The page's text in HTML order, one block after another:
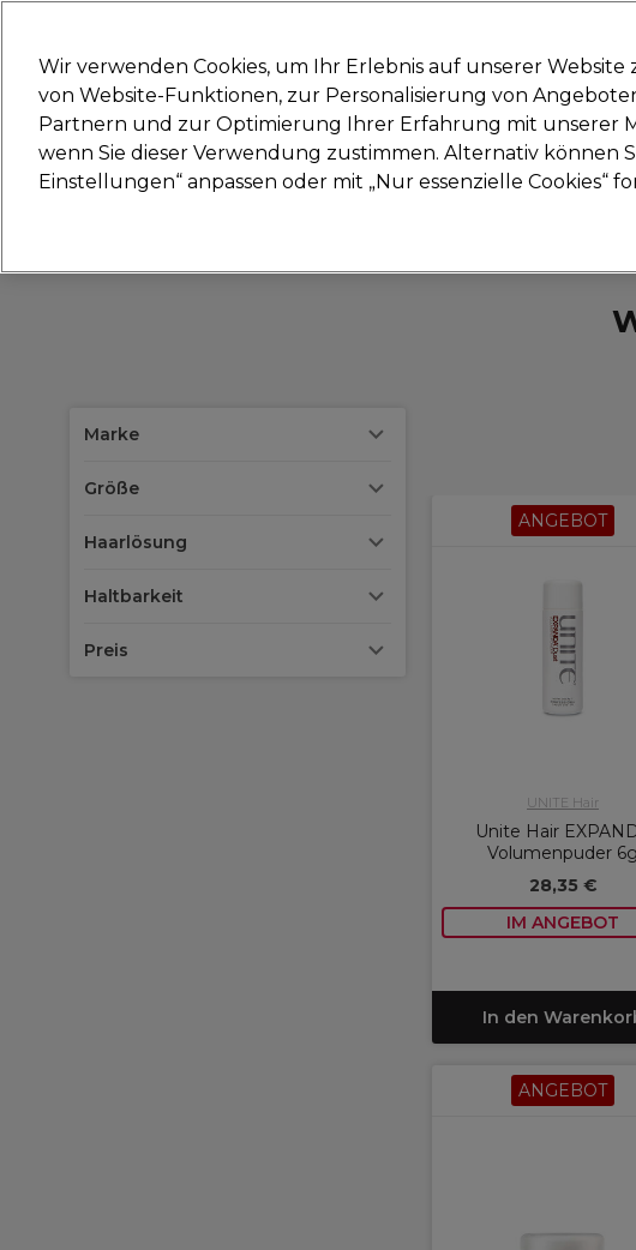
Marken Deals Haare Elektrogeräte Saloneinrichtung
Lieferung und Lieferzeiten
Marke
Größe
Haarlösung
Haltbarkeit
Preis
ANGEBOT
UNITE Hair
Unite Hair
Volumenpuder 6g
28,35 €
IM ANGEBOT
In den
ANGEBOT
Wir verwenden Cookies, um Ihr Erlebnis auf unserer
von Website-Funktionen, zur Personalisierung von
Partnern und zur Optimierung Ihrer Erfahrung mit unserer
wenn Sie dieser Verwendung zustimmen. Alternativ können
Einstellungen“ anpassen oder mit „Nur essenzielle Cookies“